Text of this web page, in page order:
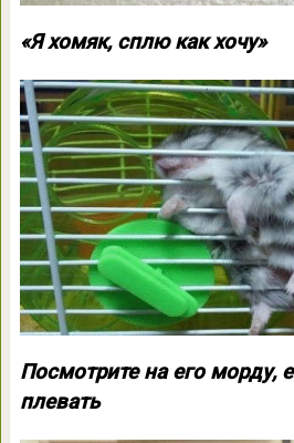
«Я хомяк, сплю как хочу»
Посмотрите на его морду,
плевать